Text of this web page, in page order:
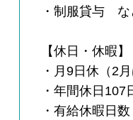
・制服貸与 な
【休日・休暇】
・月9日休（2月
・年間休日107
・有給休暇日